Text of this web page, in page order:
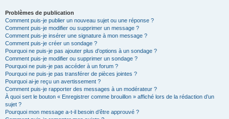
Problèmes de publication
Comment puis-je publier un nouveau sujet ou une réponse ?
Comment puis-je modifier ou supprimer un message ?
Comment puis-je insérer une signature à mon message ?
Comment puis-je créer un sondage ?
Pourquoi ne puis-je pas ajouter plus d’options à un sondage ?
Comment puis-je modifier ou supprimer un sondage ?
Pourquoi ne puis-je pas accéder à un forum ?
Pourquoi ne puis-je pas transférer de pièces jointes ?
Pourquoi ai-je reçu un avertissement ?
Comment puis-je rapporter des messages à un modérateur ?
À quoi sert le bouton « Enregistrer comme brouillon » affiché lors de la rédaction d’un
sujet ?
Pourquoi mon message a-t-il besoin d’être approuvé ?